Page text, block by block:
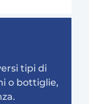
tipi di
o bottiglie,